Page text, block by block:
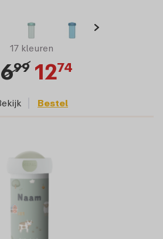
17 kleuren
99 1274
Bestel